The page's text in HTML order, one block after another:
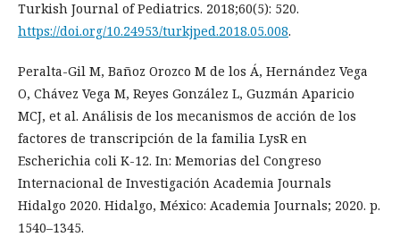
Turkish Journal of Pediatrics. 2018;60(5): 520.
https://doi.org/10.24953/turkjped.2018.05.008.
Peralta-Gil M, Bañoz Orozco M de los Á, Hernández Vega
O, Chávez Vega M, Reyes González L, Guzmán Aparicio
MCJ, et al. Análisis de los mecanismos de acción de los
factores de transcripción de la familia LysR en
Escherichia coli K-12. In: Memorias del Congreso
Internacional de Investigación Academia Journals
Hidalgo 2020. Hidalgo, México: Academia Journals; 2020. p.
1540–1345.